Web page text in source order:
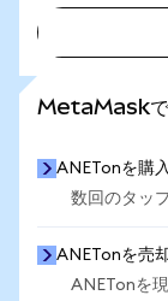
MetaMaskで
ANETonを購入
数回のタッ
ANETonを売
ANETonを